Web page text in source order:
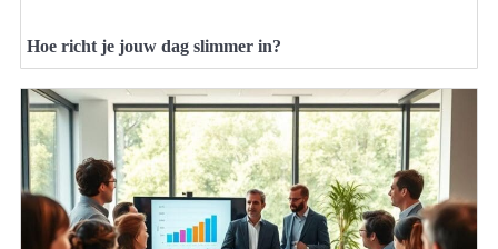
Hoe richt je jouw dag slimmer in?